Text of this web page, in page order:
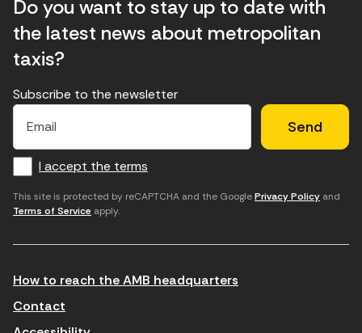
Do you want to stay up to date with
the latest news about metropolitan
taxis?
E
f
o
r
m
i
t
E
c
a
m
p
r
e
H
u
d
'
a
e
t
×
Subscribe to the newsletter
E
a
i
l
I accept the terms
This site is protected by reCAPTCHA and the GooglePrivacy Policy and
Terms of Service apply.
How to reach the AMB headquarters
Contact